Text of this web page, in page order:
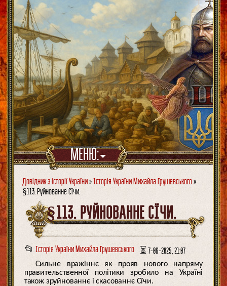
МЕНЮ:
Довідник з історії України»Історія України Михайла Грушевського»
§113. Руйнованне Сїчи.
§113. РУЙНОВАННЕ СЇЧИ.
📂 Історія України Михайла Грушевського ⏳ 7-06-2025, 21:07
Сильне вражіннє як прояв нового напряму
правительственної політики зробило на Україні
також зруйнованнє і скасованнє Сїчи.